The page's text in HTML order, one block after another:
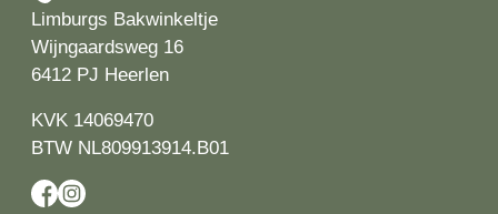
Limburgs Bakwinkeltje
Wijngaardsweg 16
6412 PJ Heerlen
KVK 14069470
BTW NL809913914.B01